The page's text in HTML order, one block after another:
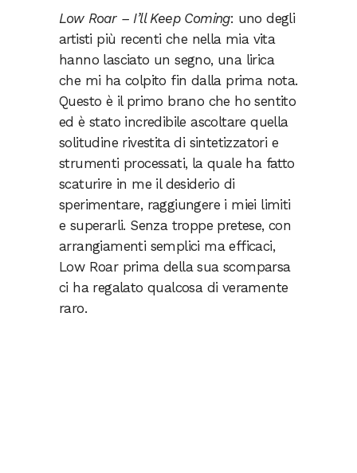
Low Roar – I’ll Keep Coming: uno degli
artisti più recenti che nella mia vita
hanno lasciato un segno, una lirica
che mi ha colpito fin dalla prima nota.
Questo è il primo brano che ho sentito
ed è stato incredibile ascoltare quella
solitudine rivestita di sintetizzatori e
strumenti processati, la quale ha fatto
scaturire in me il desiderio di
sperimentare, raggiungere i miei limiti
e superarli. Senza troppe pretese, con
arrangiamenti semplici ma efficaci,
Low Roar prima della sua scomparsa
ci ha regalato qualcosa di veramente
raro.